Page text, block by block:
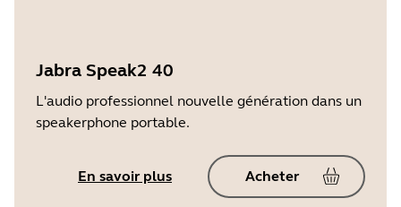
Jabra Speak2 40
L'audio professionnel nouvelle génération dans un
speakerphone portable.
En savoir plus Acheter